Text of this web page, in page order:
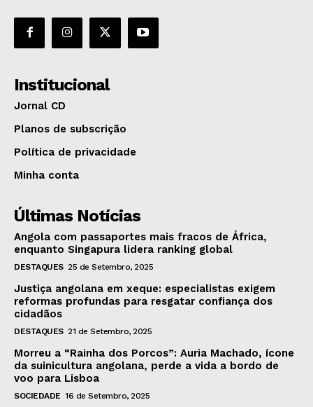
Institucional
Jornal CD
Planos de subscrição
Política de privacidade
Minha conta
Últimas Notícias
Angola com passaportes mais fracos de África,
enquanto Singapura lidera ranking global
DESTAQUES 25 de Setembro, 2025
Justiça angolana em xeque: especialistas exigem
reformas profundas para resgatar confiança dos
cidadãos
DESTAQUES 21 de Setembro, 2025
Morreu a “Rainha dos Porcos”: Auria Machado, ícone
da suinicultura angolana, perde a vida a bordo de
voo para Lisboa
SOCIEDADE 16 de Setembro, 2025